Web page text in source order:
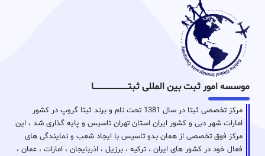
موسسه امور ثبت بین المللی ثبتـــــــــــــــــــــــــــــا
مرکز تخصصی ثبتا در سال 1381 تحت نام و برند ثبتا گروپ در کشور
امارات شهر دبی و کشور ایران استان تهران تاسیس و پایه گذاری شد ، این
مرکز فوق تخصصی از همان بدو تاسیس با ایجاد شعب و نمایندگی های
فعال خود در کشور های ایران ، ترکیه ، برزیل ، اذربایجان ، امارات ، عمان ،